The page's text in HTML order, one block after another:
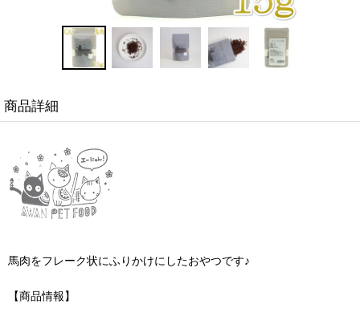
商品詳細
馬肉をフレーク状にふりかけにしたおやつです♪
【商品情報】